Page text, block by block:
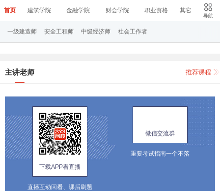
首页 建筑学院 金融学院 财会学院 职业资格 其它
一级建造师 安全工程师 中级经济师 社会工作者
主讲老师 推荐课程
下载APP看直播
直播互动回看、课后刷题
微信交流群
重要考试指南一个不落